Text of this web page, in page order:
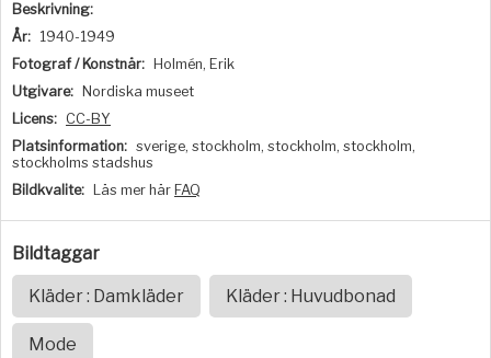
Beskrivning:
År: 1940-1949
Fotograf / Konstnär:
Holmén, Erik
Utgivare:
Nordiska museet
Licens: CC-BY
Platsinformation: sverige, stockholm, stockholm, stockholm,
stockholms stadshus
Bildkvalite:
Läs mer här FAQ
Bildtaggar
Kläder : Damkläder Kläder : Huvudbonad
Mode